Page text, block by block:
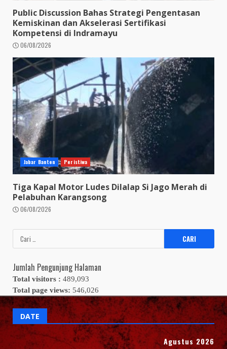
Public Discussion Bahas Strategi Pengentasan
Kemiskinan dan Akselerasi Sertifikasi
Kompetensi di Indramayu
06/08/2026
Jabar Banten Peristiwa
Tiga Kapal Motor Ludes Dilalap Si Jago Merah di
Pelabuhan Karangsong
06/08/2026
Cari
untuk:
Jumlah Pengunjung Halaman
Total visitors : 489,093
Total page views: 546,026
DATE
Agustus 2026